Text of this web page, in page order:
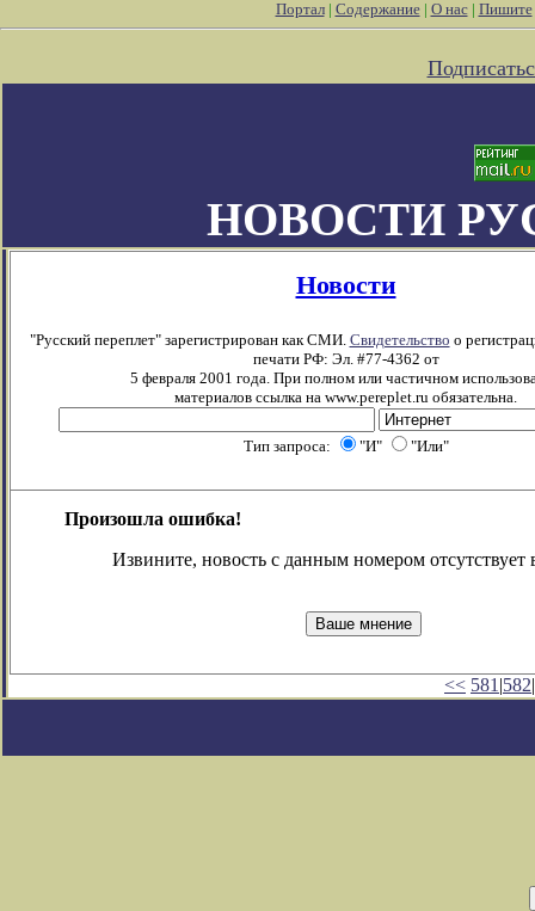
Портал| Содержание| О нас| Пишите
НОВОСТИ
Новости
"Русский переплет" зарегистрирован как СМИ. Свидетельство о
печати РФ: Эл. #77-4362 от
5 февраля 2001 года. При полном или частичном
материалов ссылка на www.pereplet.ru обязательна.
Тип запроса: "И" "Или"
Произошла ошибка!
Извините, новость с данным номером отсутствует
<< 581 |582|